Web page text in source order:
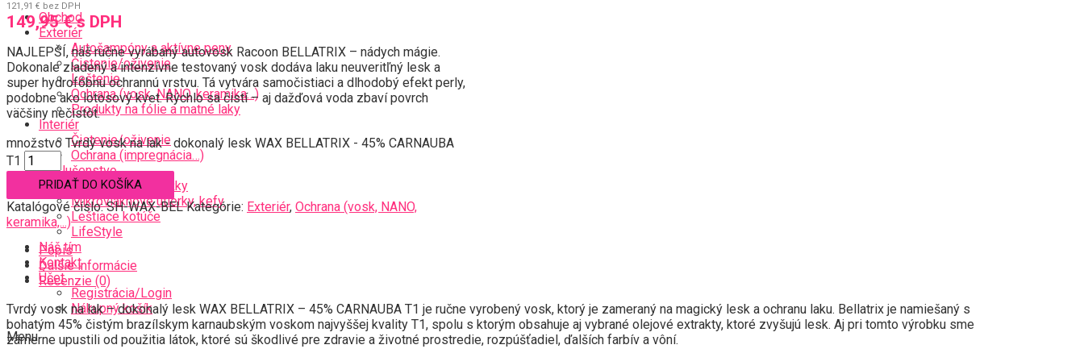
Obchod
Exteriér
Autošampóny a aktívne peny
Čistenie/oživenie
Leštenie
Ochrana (vosk, NANO, keramika…)
Produkty na fólie a matné laky
Interiér
Čistenie/oživenie
Ochrana (impregnácia…)
Príslušenstvo
Darčekové poukážky
Mikrovláknové utierky, kefy
Leštiace kotúče
LifeStyle
Náš tím
Kontakt
Účet
Registrácia/Login
Nákupný košík
Menu
121,91 € bez DPH
149,95€s DPH
NAJLEPŠÍ, náš ručne vyrábaný autovosk Racoon BELLATRIX – nádych mágie.
Dokonale zladený a intenzívne testovaný vosk dodáva laku neuveritľný lesk a
super hydrofóbnu ochrannú vrstvu. Tá vytvára samočistiaci a dlhodobý efekt perly,
podobne ako lotosový kvet. Rýchlo sa čistí – aj dažďová voda zbaví povrch
väčšiny nečistôt.
množstvo Tvrdý vosk na lak - dokonalý lesk WAX BELLATRIX - 45% CARNAUBA
T1
PRIDAŤ DO KOŠÍKA
Katalógové číslo:SH-WAX-BEL Kategórie: Exteriér, Ochrana (vosk, NANO,
keramika,...)
Popis
Ďalšie informácie
Recenzie (0)
Tvrdý vosk na lak – dokonalý lesk WAX BELLATRIX – 45% CARNAUBA T1 je ručne vyrobený vosk, ktorý je zameraný na magický lesk a ochranu laku. Bellatrix je namiešaný s
bohatým 45% čistým brazílskym karnaubským voskom najvyššej kvality T1, spolu s ktorým obsahuje aj vybrané olejové extrakty, ktoré zvyšujú lesk. Aj pri tomto výrobku sme
zámerne upustili od použitia látok, ktoré sú škodlivé pre zdravie a životné prostredie, rozpúšťadiel, ďalších farbív a vôní.